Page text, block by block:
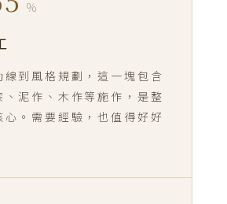
%
線到風格規劃，這一塊包含
、泥作、木作等施作，是整
心。需要經驗，也值得好好